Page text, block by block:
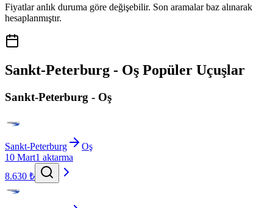
Fiyatlar anlık duruma göre değişebilir. Son aramalar baz alınarak
hesaplanmıştır.
Sankt-Peterburg - Oş Popüler Uçuşlar
Sankt-Peterburg - Oş
Sankt-Peterburg
Oş
10 Mart1 aktarma
8.630 ₺